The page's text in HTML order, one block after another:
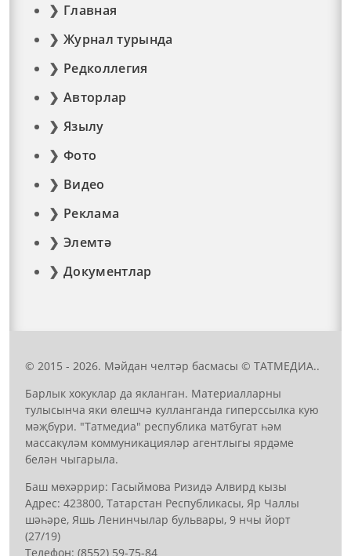
Главная
Журнал турында
Редколлегия
Авторлар
Язылу
Фото
Видео
Реклама
Элемтә
Документлар
© 2015 - 2026. Мәйдан челтәр басмасы © ТАТМЕДИА..
Барлык хокуклар да якланган. Материалларны
тулысынча яки өлешчә кулланганда гиперссылка кую
мәҗбүри. "Татмедиа" республика матбугат һәм
массакүләм коммуникацияләр агентлыгы ярдәме
белән чыгарыла.
Баш мөхәррир: Гасыймова Ризидә Алвирд кызы
Адрес: 423800, Татарстан Республикасы, Яр Чаллы
шәһәре, Яшь Ленинчылар бульвары, 9 нчы йорт
(27/19)
Телефон: (8552) 59-75-84